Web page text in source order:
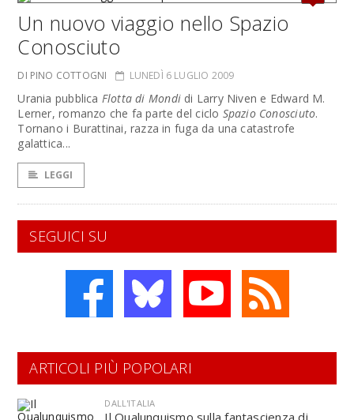
Un nuovo viaggio nello Spazio
Conosciuto
DI PINO COTTOGNI LUNEDÌ 6 LUGLIO 2009
Urania pubblica Flotta di Mondidi Larry Niven e Edward M.
Lerner, romanzo che fa parte del ciclo Spazio Conosciuto.
Tornano i Burattinai, razza in fuga da una catastrofe
galattica...
LEGGI
SEGUICI SU
ARTICOLI PIÙ POPOLARI
DALL'ITALIA
Il Qualunquismo sulla fantascienza di